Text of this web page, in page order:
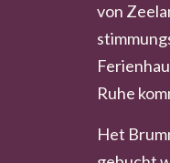
von
Ruhe
Het